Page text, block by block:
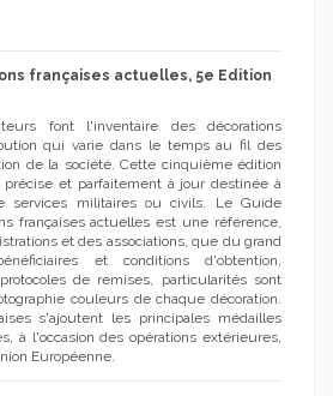
françaises actuelles, 5e Edition
font l'inventaire des décorations
qui varie dans le temps au fil des
de la société. Cette cinquième édition
et parfaitement à jour destinée à
services militaires ou civils. Le Guide
françaises actuelles est une référence,
et des associations, que du grand
et conditions d'obtention,
de remises, particularités sont
couleurs de chaque décoration.
s'ajoutent les principales médailles
à l'occasion des opérations extérieures,
Européenne.